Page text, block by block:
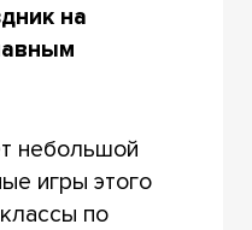
на
небольшой
игры этого
по